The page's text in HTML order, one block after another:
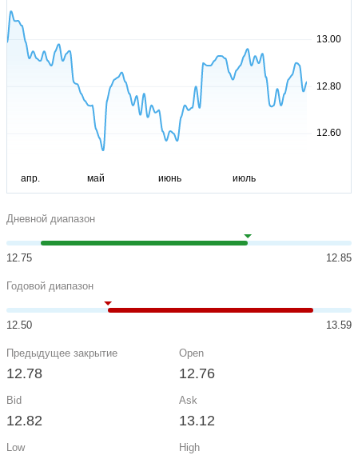
Дневной диапазон
12.75 12.85
Годовой диапазон
12.50 13.59
Предыдущее закрытие
12.78
Open
12.76
Bid
12.82
Ask
13.12
Low High